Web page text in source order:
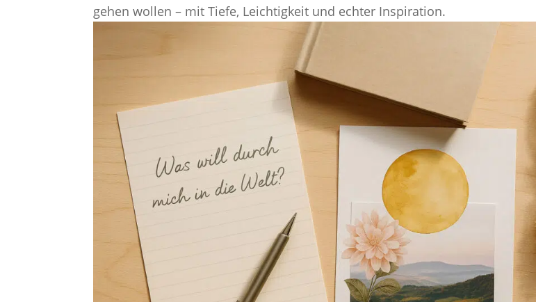
gehen wollen – mit Tiefe, Leichtigkeit und echter Inspiration.